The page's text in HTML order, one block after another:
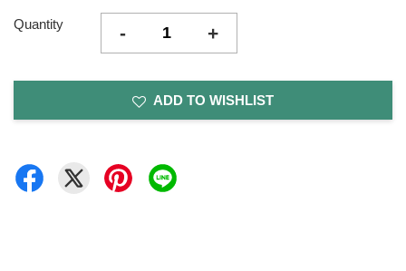
Quantity - +
ADD TO WISHLIST